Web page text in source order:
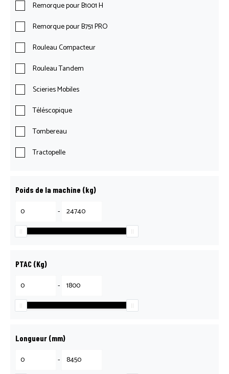
Remorque pour B1001 H
Remorque pour B751 PRO
Rouleau Compacteur
Rouleau Tandem
Scieries Mobiles
Téléscopique
Tombereau
Tractopelle
Poids de la machine (kg)
-
PTAC (Kg)
-
Longueur (mm)
-